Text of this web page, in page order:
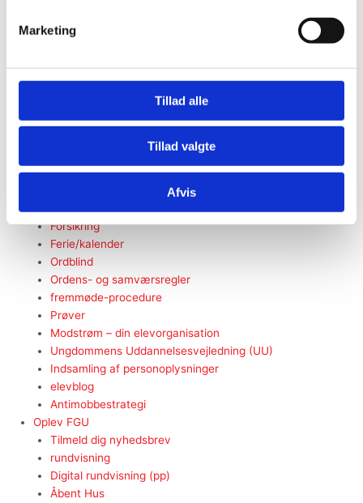
Marketing
Tillad alle
Tillad valgte
Afvis
FGU Valby
FGU Østerbro
Bliv elev
elevrådet
skoleydelse
Forsikring
Ferie/kalender
Ordblind
Ordens- og samværsregler
fremmøde-procedure
Prøver
Modstrøm – din elevorganisation
Ungdommens Uddannelsesvejledning (UU)
Indsamling af personoplysninger
elevblog
Antimobbestrategi
Oplev FGU
Tilmeld dig nyhedsbrev
rundvisning
Digital rundvisning (pp)
Åbent Hus